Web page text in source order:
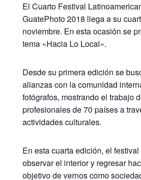
El Cuarto Festival
GuatePhoto 2018 llega a su
noviembre. En esta ocasión se
tema «Hacia Lo Local».
Desde su primera edición se
alianzas con la comunidad
fotógrafos, mostrando el trabajo
profesionales de 70 países a
actividades culturales.
En esta cuarta edición, el
observar el interior y regresar
objetivo de vernos como